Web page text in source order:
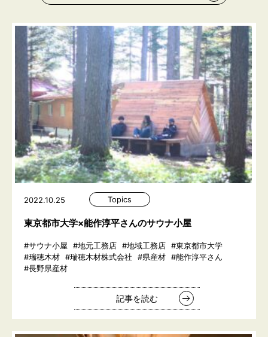
2022.10.25 Topics
東京都市大学×能作淳平さんのサウナ小屋
#サウナ小屋 #地元工務店 #地域工務店 #東京都市大学
#瑞穂木材 #瑞穂木材株式会社 #県産材 #能作淳平さん
#長野県産材
記事を読む